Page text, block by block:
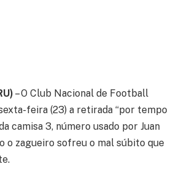
– O Club Nacional de Football
feira (23) a retirada “por tempo
camisa 3, número usado por Juan
o zagueiro sofreu o mal súbito que